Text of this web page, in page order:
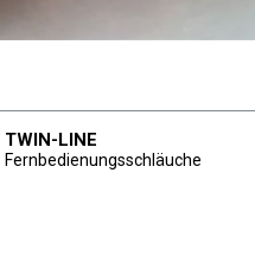
TWIN-LINE
Fernbedienungsschläuche